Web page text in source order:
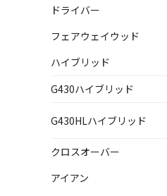
ドライバー
フェアウェイウッド
ハイブリッド
G430ハイブリッド
G430HLハイブリッド
クロスオーバー
アイアン